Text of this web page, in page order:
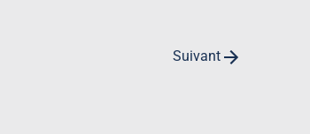
Suivant